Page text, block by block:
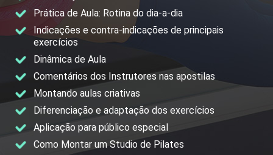
Prática de Aula: Rotina do dia-a-dia
Indicações e contra-indicações de principais
exercícios
Dinâmica de Aula
Comentários dos Instrutores nas apostilas
Montando aulas criativas
Diferenciação e adaptação dos exercícios
Aplicação para público especial
Como Montar um Studio de Pilates